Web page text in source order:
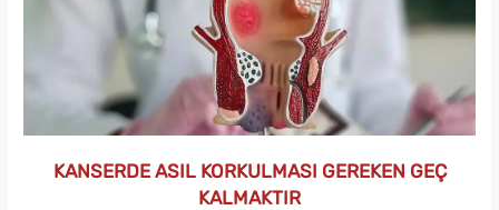
KANSERDE ASIL KORKULMASI GEREKEN GEÇ
KALMAKTIR